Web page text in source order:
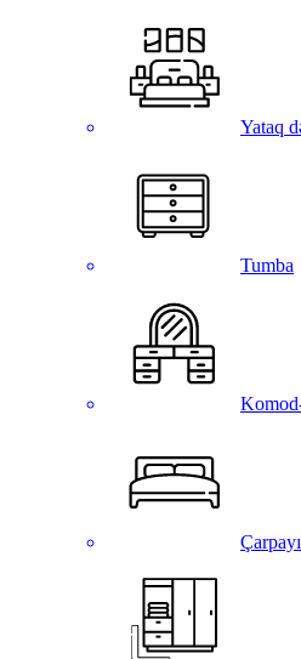
Yataq
Tumba
Çarpayı